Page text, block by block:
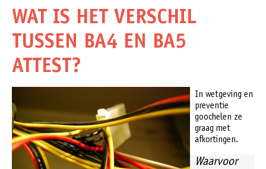
WAT IS HET VERSCHIL
TUSSEN BA4 EN BA5
ATTEST?
In wetgeving en
preventie
goochelen ze
graag met
afkortingen.
Waarvoor